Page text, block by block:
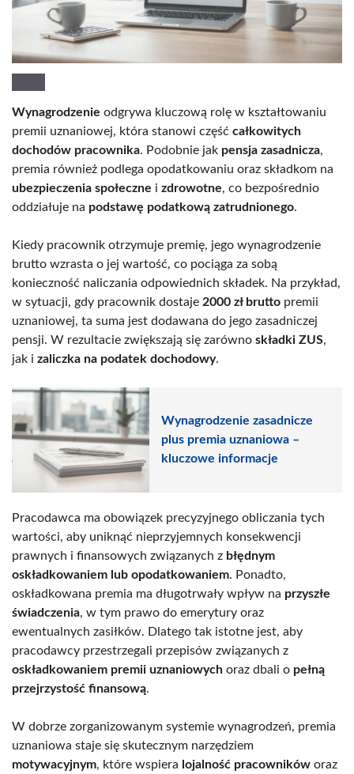
Wynagrodzenie odgrywa kluczową rolę w kształtowaniu
premii uznaniowej, która stanowi część całkowitych
dochodów pracownika. Podobnie jak pensja zasadnicza,
premia również podlega opodatkowaniu oraz składkom na
ubezpieczenia społeczne i zdrowotne, co bezpośrednio
oddziałuje na podstawę podatkową zatrudnionego.
Kiedy pracownik otrzymuje premię, jego wynagrodzenie
brutto wzrasta o jej wartość, co pociąga za sobą
konieczność naliczania odpowiednich składek. Na przykład,
w sytuacji, gdy pracownik dostaje 2000 zł brutto premii
uznaniowej, ta suma jest dodawana do jego zasadniczej
pensji. W rezultacie zwiększają się zarówno składki ZUS,
jak i zaliczka na podatek dochodowy.
Wynagrodzenie zasadnicze
plus premia uznaniowa –
kluczowe informacje
Pracodawca ma obowiązek precyzyjnego obliczania tych
wartości, aby uniknąć nieprzyjemnych konsekwencji
prawnych i finansowych związanych z błędnym
oskładkowaniem lub opodatkowaniem. Ponadto,
oskładkowana premia ma długotrwały wpływ na przyszłe
świadczenia, w tym prawo do emerytury oraz
ewentualnych zasiłków. Dlatego tak istotne jest, aby
pracodawcy przestrzegali przepisów związanych z
oskładkowaniem premii uznaniowych oraz dbali o pełną
przejrzystość finansową.
W dobrze zorganizowanym systemie wynagrodzeń, premia
uznaniowa staje się skutecznym narzędziem
motywacyjnym, które wspiera lojalność pracowników oraz